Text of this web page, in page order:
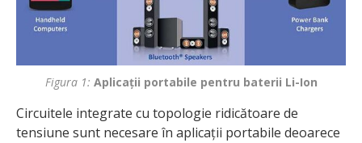
Figura 1: Aplicații portabile pentru baterii Li-Ion
Circuitele integrate cu topologie ridicătoare de
tensiune sunt necesare în aplicații portabile deoarece